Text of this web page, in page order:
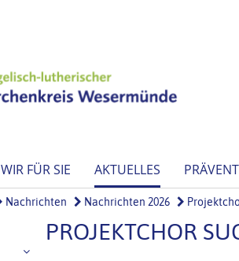
WIR FÜR SIE AKTUELLES
Nachrichten Nachrichten 2026
PROJEKTCHOR